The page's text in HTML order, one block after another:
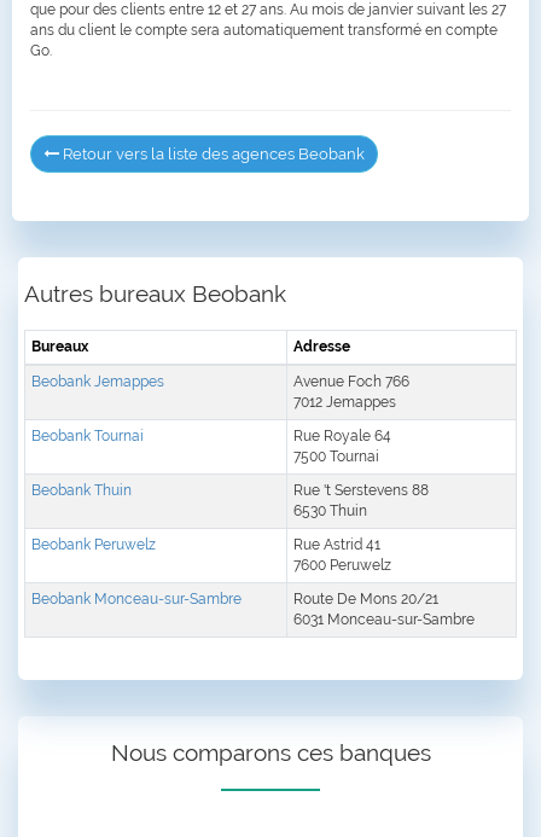
que pour des clients entre 12 et 27 ans. Au mois de janvier suivant les 27
ans du client le compte sera automatiquement transformé en compte
Go.
Retour vers la liste des agences Beobank
Autres bureaux Beobank
Bureaux Adresse
Beobank Jemappes
Avenue Foch 766
7012 Jemappes
Beobank Tournai
Rue Royale 64
7500 Tournai
Beobank Thuin
Rue 't Serstevens 88
6530 Thuin
Beobank Peruwelz
Rue Astrid 41
7600 Peruwelz
Beobank Monceau-sur-Sambre
Route De Mons 20/21
6031 Monceau-sur-Sambre
Nous comparons ces banques